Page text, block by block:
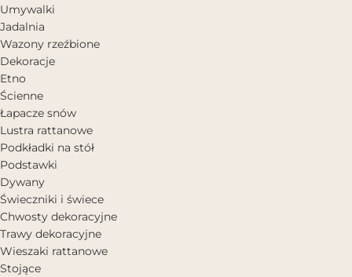
Umywalki
Jadalnia
Wazony rzeźbione
Dekoracje
Etno
Ścienne
Łapacze snów
Lustra rattanowe
Podkładki na stół
Podstawki
Dywany
Świeczniki i świece
Chwosty dekoracyjne
Trawy dekoracyjne
Wieszaki rattanowe
Stojące